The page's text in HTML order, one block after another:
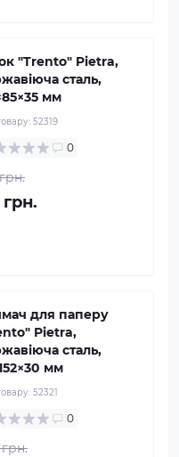
"Trento" Pietra,
сталь,
мм
52319
0
грн.
для паперу
Pietra,
сталь,
мм
52321
0